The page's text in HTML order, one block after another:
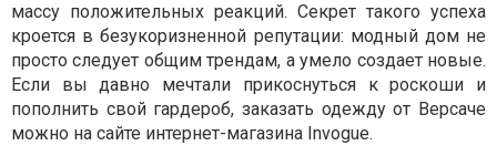
массу положительных реакций. Секрет такого успеха
кроется в безукоризненной репутации: модный дом не
просто следует общим трендам, а умело создает новые.
Если вы давно мечтали прикоснуться к роскоши и
пополнить свой гардероб, заказать одежду от Версаче
можно на сайте интернет-магазина Invogue.